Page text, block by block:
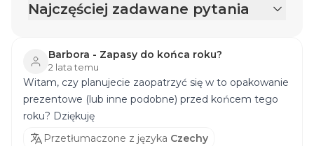
Najczęściej zadawane pytania
Barbora - Zapasy do końca roku?
2 lata temu
Witam, czy planujecie zaopatrzyć się w to opakowanie
prezentowe (lub inne podobne) przed końcem tego
roku? Dziękuję
Przetłumaczone z języka Czechy